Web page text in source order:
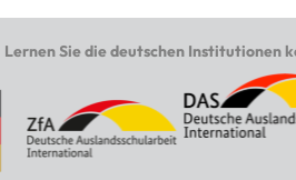
Lernen Sie die deutschen Institutionen